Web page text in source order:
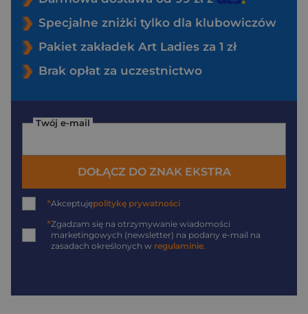
Specjalne zniżki tylko dla klubowiczów
Pakiet zakładek Art Ladies za 1 zł
Brak opłat za uczestnictwo
Twój e-mail
DOŁĄCZ DO ZNAK EKSTRA
*Akceptujępolitykę prywatności
*Zgadzam się na otrzymywanie wiadomości
marketingowych (newsletter) na podany e-mail na
zasadach określonych w regulaminie.